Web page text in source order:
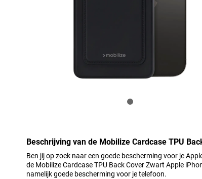
Beschrijving van de Mobilize Cardcase TPU
Ben jij op zoek naar een goede bescherming voor je
de Mobilize Cardcase TPU Back Cover Zwart Apple
namelijk goede bescherming voor je telefoon.